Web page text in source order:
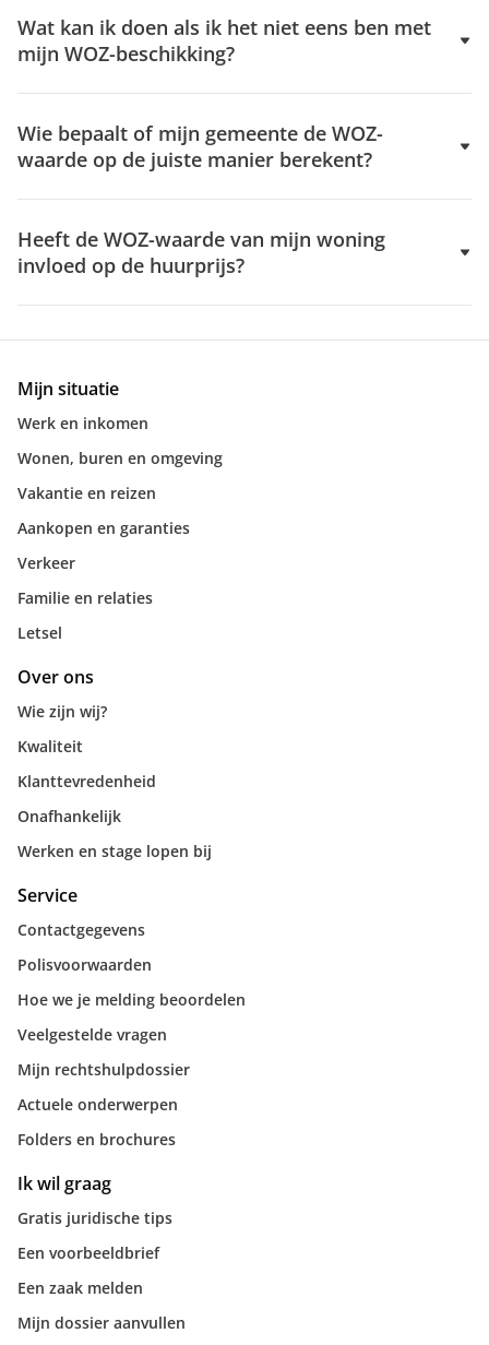
Wat kan ik doen als ik het niet eens ben met
mijn WOZ-beschikking?
Wie bepaalt of mijn gemeente de WOZ-
waarde op de juiste manier berekent?
Heeft de WOZ-waarde van mijn woning
invloed op de huurprijs?
Mijn situatie
Werk en inkomen
Wonen, buren en omgeving
Vakantie en reizen
Aankopen en garanties
Verkeer
Familie en relaties
Letsel
Over ons
Wie zijn wij?
Kwaliteit
Klanttevredenheid
Onafhankelijk
Werken en stage lopen bij
Service
Contactgegevens
Polisvoorwaarden
Hoe we je melding beoordelen
Veelgestelde vragen
Mijn rechtshulpdossier
Actuele onderwerpen
Folders en brochures
Ik wil graag
Gratis juridische tips
Een voorbeeldbrief
Een zaak melden
Mijn dossier aanvullen